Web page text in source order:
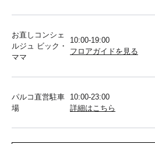
お直しコンシェ
ルジュ ビック・
ママ
10:00-19:00
フロアガイドを見る
パルコ直営駐車
場
10:00-23:00
詳細はこちら